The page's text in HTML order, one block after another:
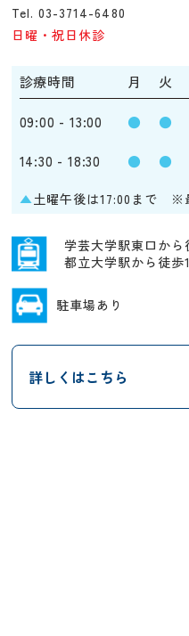
Tel. 03-3714-6480
日曜・祝日休診
診療時間 月 火
09:00 - 13:00 ● ●
14:30 - 18:30 ● ●
▲土曜午後は17:00まで ※
学芸大学駅東口から
都立大学駅から徒歩
駐車場あり
詳しくはこちら